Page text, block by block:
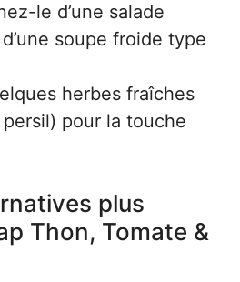
le d’une salade
soupe froide type
herbes fraîches
pour la touche
plus
Thon, Tomate &